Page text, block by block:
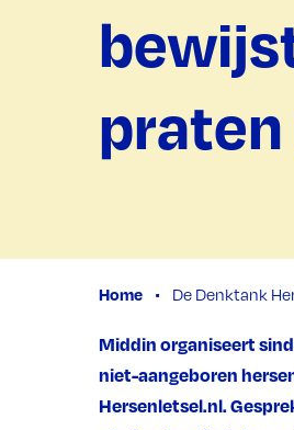
Home De Denktank
Middin organiseert
niet-aangeboren
Hersenletsel.nl.